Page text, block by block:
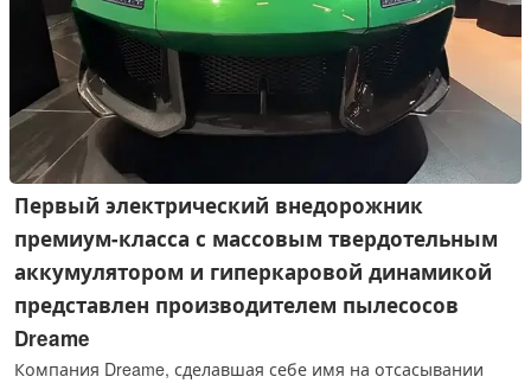
Первый электрический внедорожник
премиум-класса с массовым твердотельным
аккумулятором и гиперкаровой динамикой
представлен производителем пылесосов
Dreame
Компания Dreame, сделавшая себе имя на отсасывании